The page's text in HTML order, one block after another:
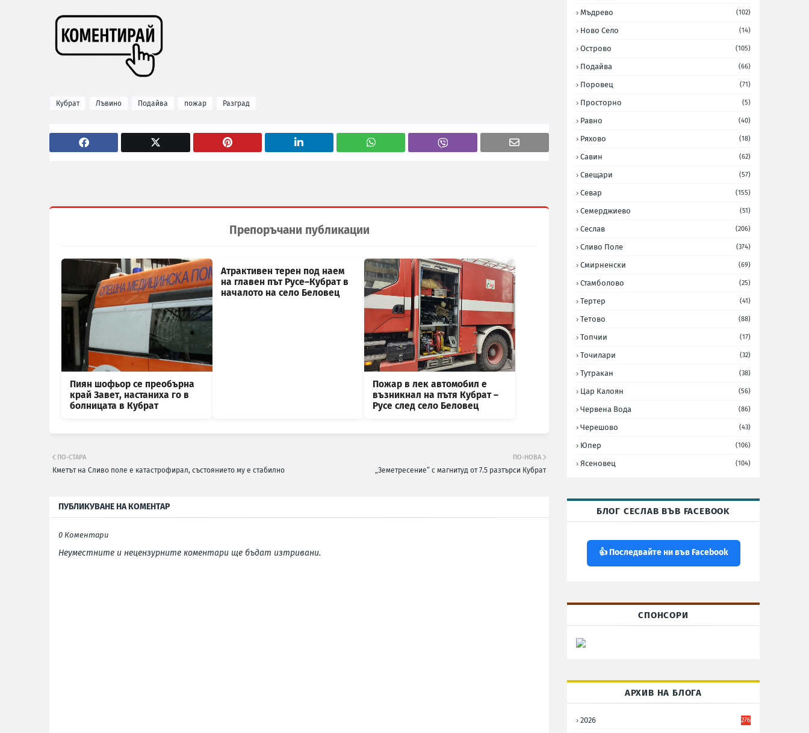
Кубрат Лъвино Подайва пожар Разград
Препоръчани публикации
Пиян шофьор се преобърна
край Завет, настаниха го в
болницата в Кубрат
Атрактивен терен под наем
на главен път Русе–Кубрат в
началото на село Беловец
Пожар в лек автомобил е
възникнал на пътя Кубрат –
Русе след село Беловец
ПО-НОВА
„Земетресение“ с магнитуд от 7.5 разтърси Кубрат
ПО-СТАРА
Кметът на Сливо поле е катастрофирал, състоянието му е стабилно
ПУБЛИКУВАНЕ НА КОМЕНТАР
0 Коментари
Неуместните и нецензурните коментари ще бъдат изтривани.
Мъдрево (102)
Ново Село (14)
Острово (105)
Подайва (66)
Поровец (71)
Просторно (5)
Равно (40)
Ряхово (18)
Савин (62)
Свещари (57)
Севар (155)
Семерджиево (51)
Сеслав (206)
Сливо Поле (374)
Смирненски (69)
Стамболово (25)
Тертер (41)
Тетово (88)
Топчии (17)
Точилари (32)
Тутракан (38)
Цар Калоян (56)
Червена Вода (86)
Черешово (43)
Юпер (106)
Ясеновец (104)
БЛОГ СЕСЛАВ ВЪВ FACEBOOK
👍 Последвайте ни във Facebook
СПОНСОРИ
АРХИВ НА БЛОГА
2026 276